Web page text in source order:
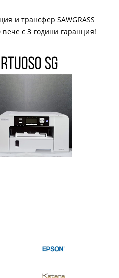
и трансфер SAWGRASS
вече с 3 години гаранция!